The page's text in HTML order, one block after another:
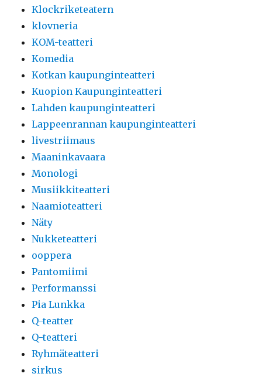
Klockriketeatern
klovneria
KOM-teatteri
Komedia
Kotkan kaupunginteatteri
Kuopion Kaupunginteatteri
Lahden kaupunginteatteri
Lappeenrannan kaupunginteatteri
livestriimaus
Maaninkavaara
Monologi
Musiikkiteatteri
Naamioteatteri
Näty
Nukketeatteri
ooppera
Pantomiimi
Performanssi
Pia Lunkka
Q-teatter
Q-teatteri
Ryhmäteatteri
sirkus